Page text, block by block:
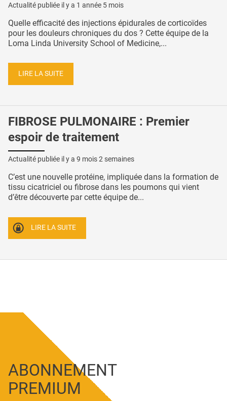
Actualité publiée il y a 1 année 5 mois
Quelle efficacité des injections épidurales de corticoïdes
pour les douleurs chroniques du dos ? Cette équipe de la
Loma Linda University School of Medicine,...
LIRE LA SUITE
FIBROSE PULMONAIRE : Premier
espoir de traitement
Actualité publiée il y a 9 mois 2 semaines
C’est une nouvelle protéine, impliquée dans la formation de
tissu cicatriciel ou fibrose dans les poumons qui vient
d’être découverte par cette équipe de...
LIRE LA SUITE
ABONNEMENT
PREMIUM